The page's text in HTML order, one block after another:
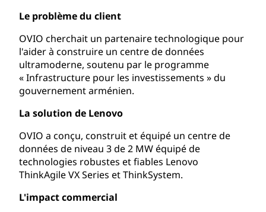
Le problème du client
OVIO cherchait un partenaire technologique pour
l'aider à construire un centre de données
ultramoderne, soutenu par le programme
« Infrastructure pour les investissements » du
gouvernement arménien.
La solution de Lenovo
OVIO a conçu, construit et équipé un centre de
données de niveau 3 de 2 MW équipé de
technologies robustes et fiables Lenovo
ThinkAgile VX Series et ThinkSystem.
L'impact commercial